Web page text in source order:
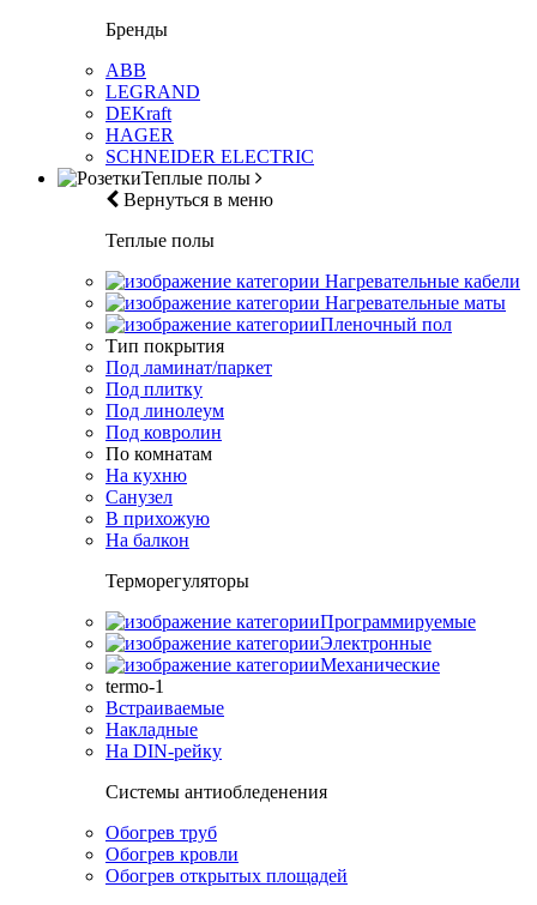
Бренды
ABB
LEGRAND
DEKraft
HAGER
SCHNEIDER ELECTRIC
Теплые полы
Вернуться в меню
Теплые полы
Нагревательные кабели
Нагревательные маты
Пленочный пол
Тип покрытия
Под ламинат/паркет
Под плитку
Под линолеум
Под ковролин
По комнатам
На кухню
Санузел
В прихожую
На балкон
Терморегуляторы
Программируемые
Электронные
Механические
termo-1
Встраиваемые
Накладные
На DIN-рейку
Системы антиобледенения
Обогрев труб
Обогрев кровли
Обогрев открытых площадей